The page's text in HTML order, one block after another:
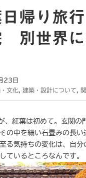
日帰り旅
別世界に
23日
文化 建築・設計について
、紅葉は初めて。玄関の
の中を細い石畳みの長い
る気持ちの変化は、自分
ているところなんです。